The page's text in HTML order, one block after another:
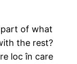
part of what
the rest?
loc în care